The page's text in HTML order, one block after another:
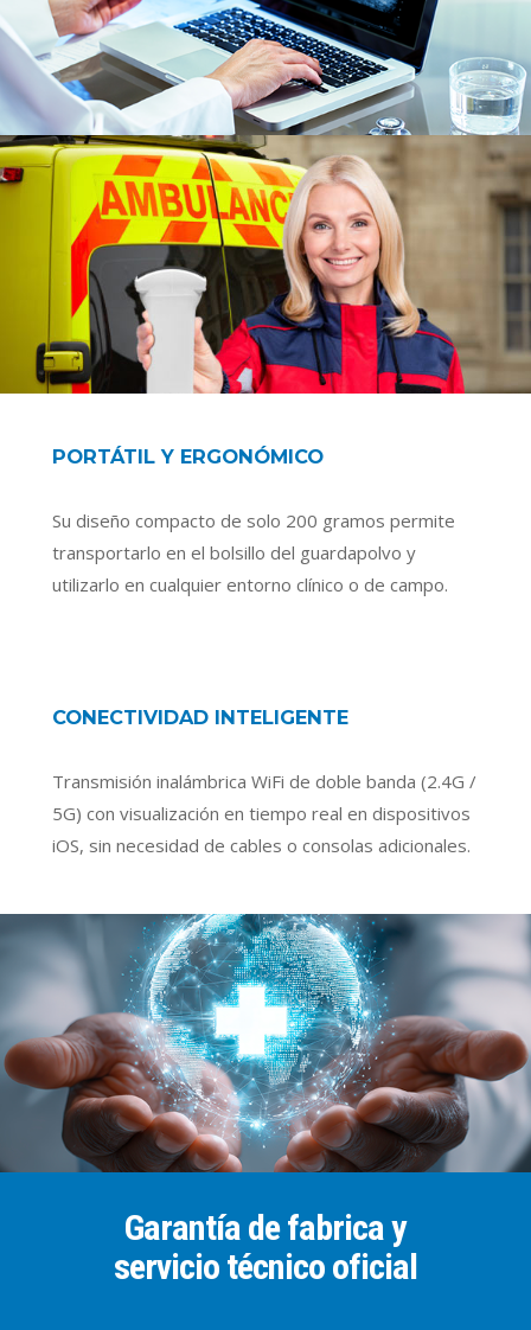
Dimensiones / Peso: 156 × 60 × 20 mm / 200
g
PORTÁTIL Y ERGONÓMICO
Su diseño compacto de solo 200 gramos permite
transportarlo en el bolsillo del guardapolvo y
utilizarlo en cualquier entorno clínico o de campo.
CONECTIVIDAD INTELIGENTE
Transmisión inalámbrica WiFi de doble banda (2.4G /
5G) con visualización en tiempo real en dispositivos
iOS, sin necesidad de cables o consolas adicionales.
Garantía de fabrica y
servicio técnico oficial